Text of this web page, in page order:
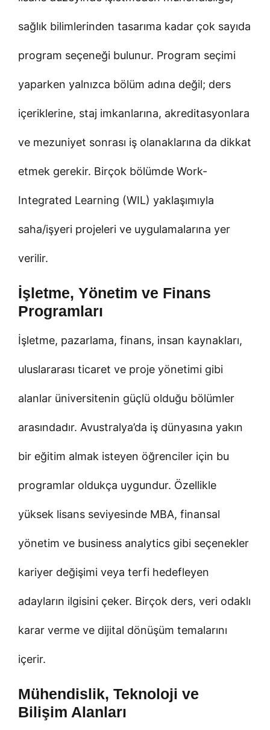
sağlık bilimlerinden tasarıma kadar çok sayıda
program seçeneği bulunur. Program seçimi
yaparken yalnızca bölüm adına değil; ders
içeriklerine, staj imkanlarına, akreditasyonlara
ve mezuniyet sonrası iş olanaklarına da dikkat
etmek gerekir. Birçok bölümde Work-
Integrated Learning (WIL) yaklaşımıyla
saha/işyeri projeleri ve uygulamalarına yer
verilir.
İşletme, Yönetim ve Finans
Programları
İşletme, pazarlama, finans, insan kaynakları,
uluslararası ticaret ve proje yönetimi gibi
alanlar üniversitenin güçlü olduğu bölümler
arasındadır. Avustralya’da iş dünyasına yakın
bir eğitim almak isteyen öğrenciler için bu
programlar oldukça uygundur. Özellikle
yüksek lisans seviyesinde MBA, finansal
yönetim ve business analytics gibi seçenekler
kariyer değişimi veya terfi hedefleyen
adayların ilgisini çeker. Birçok ders, veri odaklı
karar verme ve dijital dönüşüm temalarını
içerir.
Mühendislik, Teknoloji ve
Bilişim Alanları